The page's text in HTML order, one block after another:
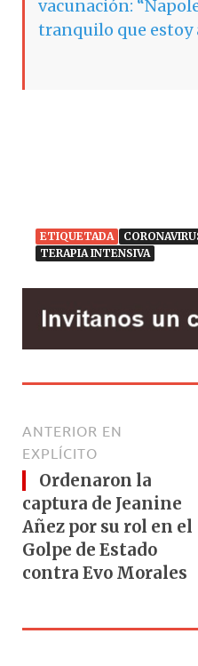
vacunación:
tranquilo que estoy
ETIQUETADA
TERAPIA INTENSIVA
ANTERIOR EN
EXPLÍCITO
Ordenaron la
captura de Jeanine
Añez por su rol en el
Golpe de Estado
contra Evo Morales